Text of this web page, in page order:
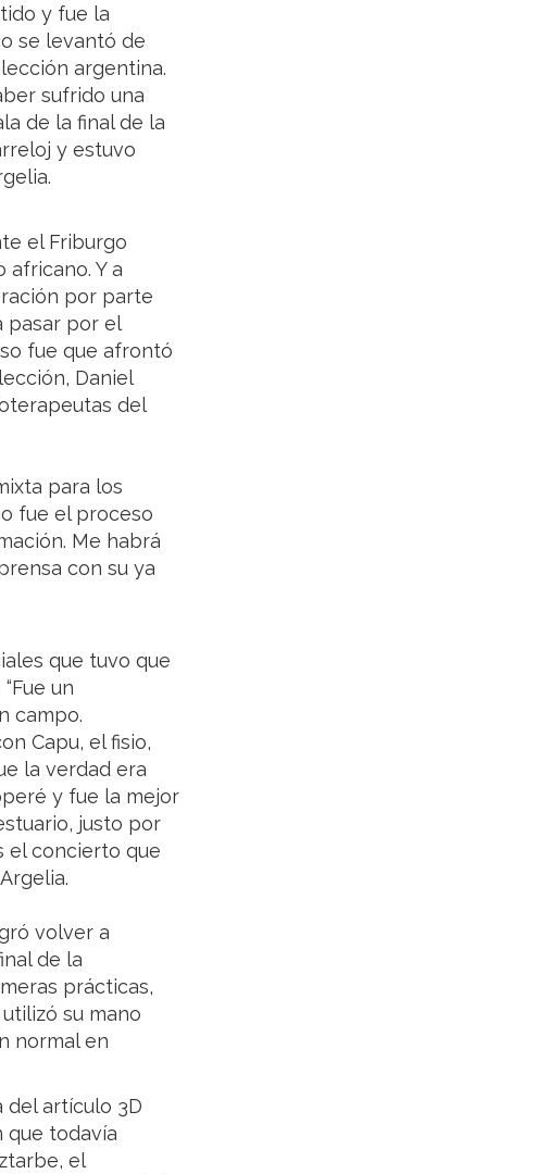
y fue la
se levantó de
argentina.
sufrido una
de la final de la
y estuvo
el Friburgo
Y a
por parte
pasar por el
fue que afrontó
Daniel
del
para los
fue el proceso
Me habrá
con su ya
que tuvo que
un
campo.
Capu, el fisio,
la verdad era
y fue la mejor
justo por
el concierto que
volver a
de la
prácticas,
su mano
normal en
del artículo 3D
que todavía
el